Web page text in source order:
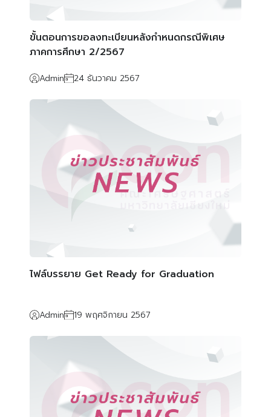
ขั้นตอนการขอลงทะเบียนหลังกำหนดกรณีพิเศษ
ภาคการศึกษา 2/2567
Admin 24 ธันวาคม 2567
ไฟล์บรรยาย Get Ready for Graduation
Admin 19 พฤศจิกายน 2567